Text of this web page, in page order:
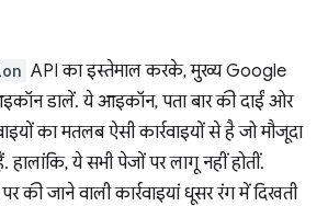
API का इस्तेमाल करके, मुख्य Google
डालें. ये आइकॉन, पता बार की दाईं ओर
का मतलब ऐसी कार्रवाइयों से है जो मौजूदा
ये सभी पेजों पर लागू नहीं होतीं.
की जाने वाली कार्रवाइयां धूसर रंग में दिखती